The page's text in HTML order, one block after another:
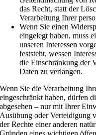
das Recht, statt der
Verarbeitung Ihrer
Wenn Sie einen
eingelegt haben, muss
unseren Interessen
feststeht, wessen
die Einschränkung der
Daten zu verlangen.
Wenn Sie die Verarbeitung
eingeschränkt haben, dürfen
abgesehen – nur mit Ihrer
Ausübung oder Verteidigung
der Rechte einer anderen